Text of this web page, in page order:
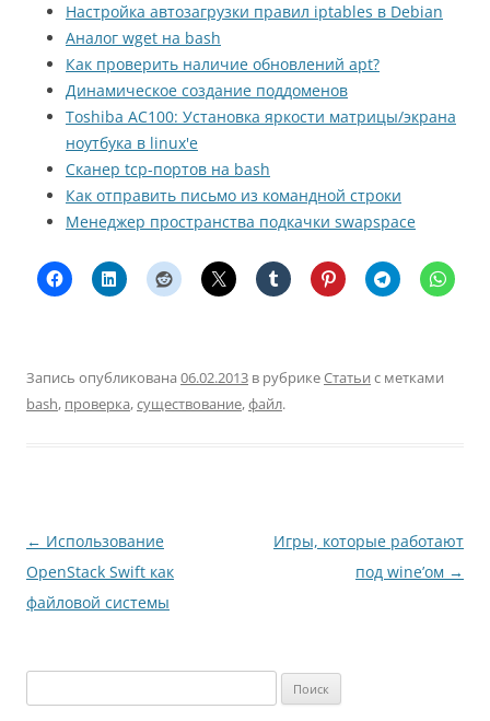
Настройка автозагрузки правил iptables в Debian
Аналог wget на bash
Как проверить наличие обновлений apt?
Динамическое создание поддоменов
Toshiba AC100: Установка яркости матрицы/экрана
ноутбука в linux'е
Сканер tcp-портов на bash
Как отправить письмо из командной строки
Менеджер пространства подкачки swapspace
Запись опубликована 06.02.2013 в рубрикеСтатьи с метками
bash, проверка,существование,файл.
Навигация
по
записям
← Использование
OpenStack Swift как
файловой системы
Игры, которые работают
под wine’ом →